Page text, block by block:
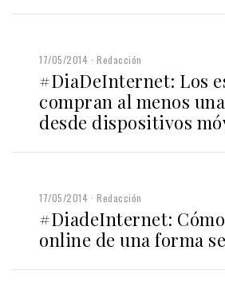
17/05/2014 Redacción
#DiaDeInternet: Los
compran al menos
desde dispositivos
17/05/2014 Redacción
#DiadeInternet:
online de una forma